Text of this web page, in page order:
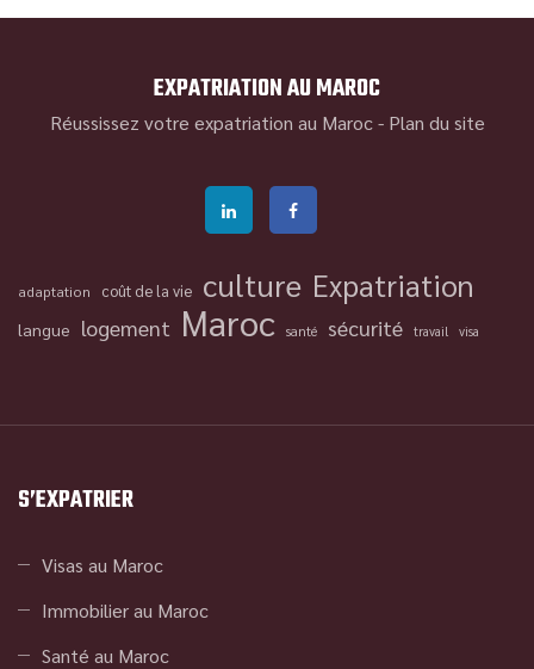
EXPATRIATION AU MAROC
Réussissez votre expatriation au Maroc - Plan du site
adaptation coût de la vie culture Expatriation
langue logement Maroc santé sécurité travail visa
S’EXPATRIER
Visas au Maroc
Immobilier au Maroc
Santé au Maroc